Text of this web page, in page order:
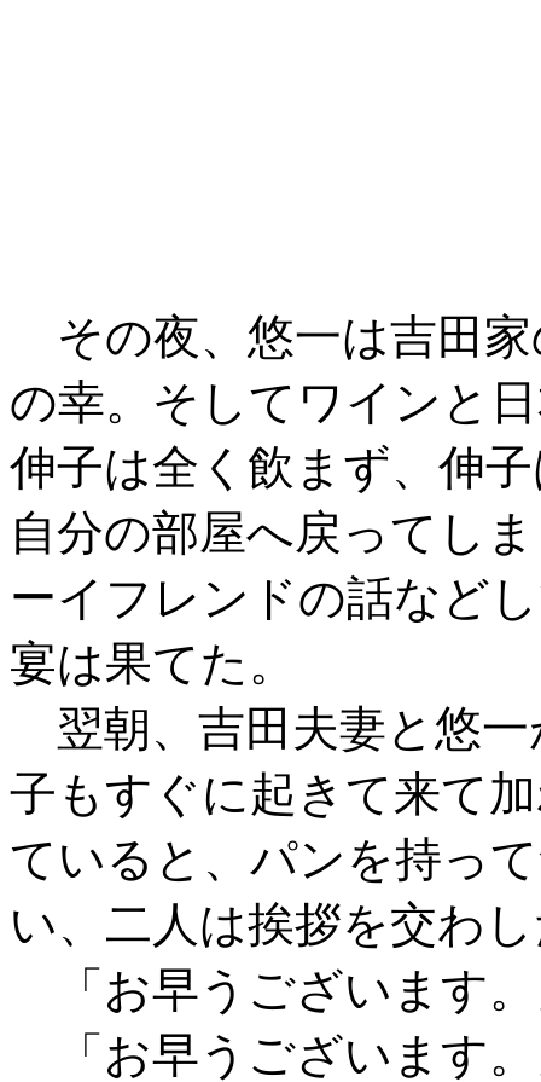
その夜、悠一は吉田
の幸。そしてワインと
伸子は全く飲まず、伸
自分の部屋へ戻ってし
ーイフレンドの話など
宴は果てた。
翌朝、吉田夫妻と悠一
子もすぐに起きて来て
ていると、パンを持っ
い、二人は挨拶を交わ
「お早うございます
「お早うございます